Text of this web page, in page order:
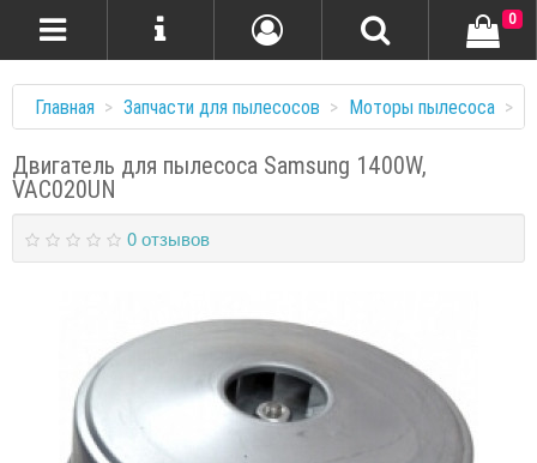
0
Главная Запчасти для пылесосов Моторы пылесоса
Двигатель для пылесоса Samsung 1400W,
VAC020UN
0 отзывов